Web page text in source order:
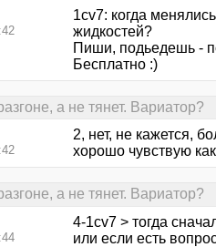
1cv7: когда
жидкостей?
Пиши, подьедешь -
Бесплатно :)
а не тянет. Вариатор?
2, нет, не кажется,
хорошо чувствую
а не тянет. Вариатор?
4-1cv7 > тогда
или если есть